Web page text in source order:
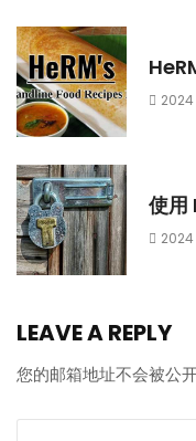
2024
使用
2024
LEAVE A REPLY
您的邮箱地址不会被公开